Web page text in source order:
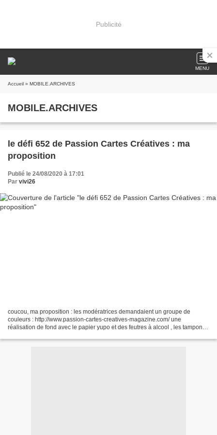
Publicité
MENU
Accueil » MOBILE.ARCHIVES
MOBILE.ARCHIVES
le défi 652 de Passion Cartes Créatives : ma
proposition
Publié le 24/08/2020 à 17:01
Par vivi26
coucou, ma proposition : les modératrices demandaient un groupe de
couleurs : http://www.passion-cartes-creatives-magazine.com/ une
réalisation de fond avec le papier yupo et des feutres à alcool , les tampons